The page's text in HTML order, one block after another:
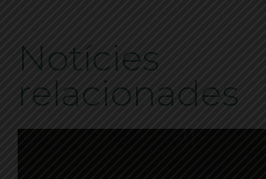
Notícies
relacionades